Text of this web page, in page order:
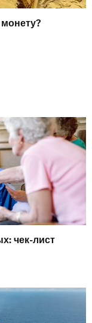
чек-лист